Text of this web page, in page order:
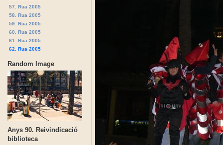
57. Rua 2005
58. Rua 2005
59. Rua 2005
60. Rua 2005
61. Rua 2005
62. Rua 2005
Random Image
Anys 90. Reivindicació
biblioteca